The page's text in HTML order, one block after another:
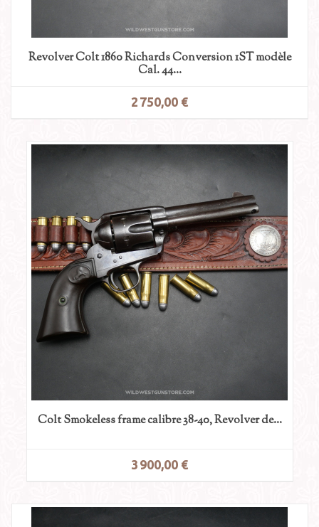
Revolver Colt 1860 Richards Conversion 1ST modèle
Cal. 44...
2 750,00 €
Colt Smokeless frame calibre 38-40, Revolver de...
3 900,00 €